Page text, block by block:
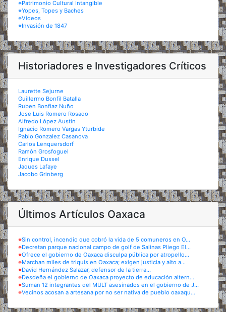
※Patrimonio Cultural Intangible
※Yopes, Topes y Baches
※Videos
※Invasión de 1847
Historiadores e Investigadores Críticos
Laurette Sejurne
Guillermo Bonfil Batalla
Ruben Bonfiaz Nuño
Jose Luis Romero Rosado
Alfredo López Austin
Ignacio Romero Vargas Yturbide
Pablo Gonzalez Casanova
Carlos Lenquersdorf
Ramón Grosfoguel
Enrique Dussel
Jaques Lafaye
Jacobo Grinberg
Últimos Artículos Oaxaca
※Sin control, incendio que cobró la vida de 5 comuneros en O...
※Decretan parque nacional campo de golf de Salinas Pliego El...
※Ofrece el gobierno de Oaxaca disculpa pública por atropello...
※Marchan miles de triquis en Oaxaca; exigen justicia y alto a...
※David Hernández Salazar, defensor de la tierra...
※Desdeña el gobierno de Oaxaca proyecto de educación altern...
※Suman 12 integrantes del MULT asesinados en el gobierno de J...
※Vecinos acosan a artesana por no ser nativa de pueblo oaxaqu...